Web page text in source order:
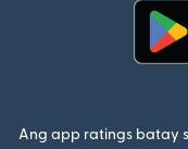
Ang app ratings batay